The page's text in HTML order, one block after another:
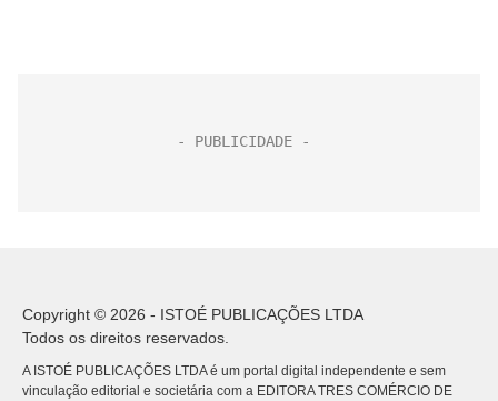
Copyright © 2026 - ISTOÉ PUBLICAÇÕES LTDA
Todos os direitos reservados.
A ISTOÉ PUBLICAÇÕES LTDA é um portal digital independente e sem
vinculação editorial e societária com a EDITORA TRES COMÉRCIO DE